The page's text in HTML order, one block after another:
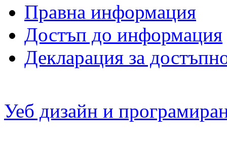
Правна информация
Достъп до информация
Декларация за
Уеб дизайн и